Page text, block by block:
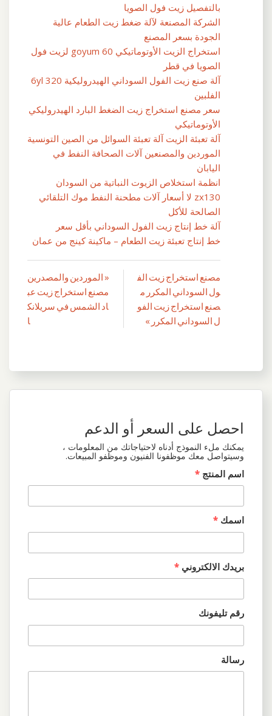
بالتفصيل زيت فول الصويا
الشركة المصنعة لآلة ضغط زيت الطعام عالية
الجودة بسعر المصنع
استخراج الزيت الأوتوماتيكي goyum 60 لزيت فول
الصويا في قطر
آلة صنع زيت الفول السوداني الهيدروليكية 6yl 320
الفلبين
سعر مصنع استخراج زيت الضغط البارد الهيدروليكي
الأوتوماتيكي
آلة تعبئة الزيت آلة تعبئة السوائل من الصين التونسية
الموردين والمصنعين آلات الصحافة النفط في
اليابان
انظمة استخلاص الزيوت النباتية من السودان
zx130 لا أسعار آلات مطحنة النفط موك التلقائي
الصالحة للأكل
آلة خط إنتاج زيت الفول السوداني بأقل سعر
خط إنتاج تعبئة زيت الطعام – ماكينة كينج من عمان
تصفّح
المقالات
« الموردين والمصدرين
مصنع استخراج زيت عب
اد الشمس في سريلانك
ا
مصنع استخراج زيت الف
ول السوداني المكرر م
صنع استخراج زيت الفو
ل السوداني المكرر »
احصل على السعر أو الدعم
يمكنك ملء النموذج أدناه لاحتياجاتك من المعلومات ،
وسيتواصل معك موظفونا الفنيون وموظفو المبيعات.
اسم المنتج *
اسمك *
بريدك الالكتروني *
رقم تليفونك
رسالة